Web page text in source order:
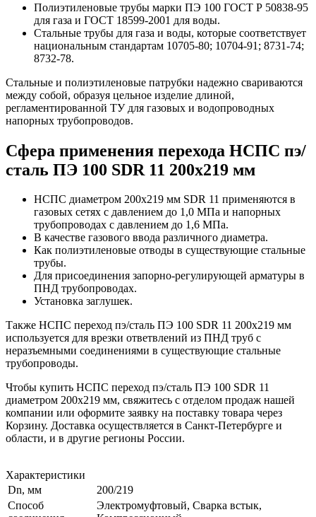
Полиэтиленовые трубы марки ПЭ 100 ГОСТ Р 50838-95
для газа и ГОСТ 18599-2001 для воды.
Стальные трубы для газа и воды, которые соответствует
национальным стандартам 10705-80; 10704-91; 8731-74;
8732-78.
Стальные и полиэтиленовые патрубки надежно свариваются
между собой, образуя цельное изделие длиной,
регламентированной ТУ для газовых и водопроводных
напорных трубопроводов.
Сфера применения перехода НСПС пэ/
сталь ПЭ 100 SDR 11 200х219 мм
НСПС диаметром 200х219 мм SDR 11 применяются в
газовых сетях с давлением до 1,0 МПа и напорных
трубопроводах с давлением до 1,6 МПа.
В качестве газового ввода различного диаметра.
Как полиэтиленовые отводы в существующие стальные
трубы.
Для присоединения запорно-регулирующей арматуры в
ПНД трубопроводах.
Установка заглушек.
Также НСПС переход пэ/сталь ПЭ 100 SDR 11 200х219 мм
используется для врезки ответвлений из ПНД труб с
неразъемными соединениями в существующие стальные
трубопроводы.
Чтобы купить НСПС переход пэ/сталь ПЭ 100 SDR 11
диаметром 200х219 мм, свяжитесь с отделом продаж нашей
компании или оформите заявку на поставку товара через
Корзину. Доставка осуществляется в Санкт-Петербурге и
области, и в другие регионы России.
Характеристики
Dn, мм
200/219
Способ
Электромуфтовый, Сварка встык,